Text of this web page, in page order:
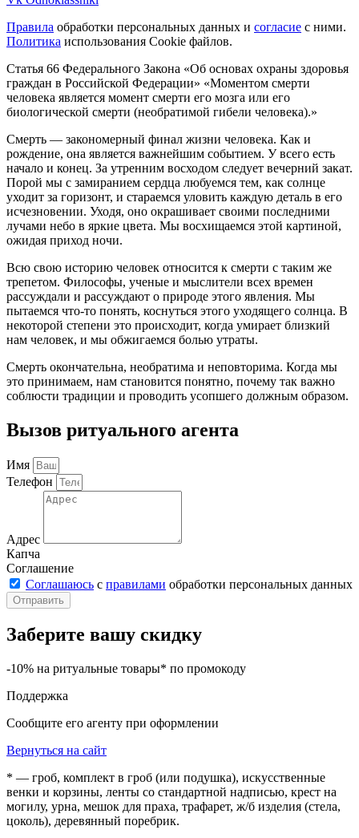
Правила обработки персональных данных и согласие с ними.
Политика использования Cookie файлов.
Статья 66 Федерального Закона «Об основах охраны здоровья
граждан в Российской Федерации» «Моментом смерти
человека является момент смерти его мозга или его
биологической смерти (необратимой гибели человека).»
Смерть — закономерный финал жизни человека. Как и
рождение, она является важнейшим событием. У всего есть
начало и конец. За утренним восходом следует вечерний закат.
Порой мы с замиранием сердца любуемся тем, как солнце
уходит за горизонт, и стараемся уловить каждую деталь в его
исчезновении. Уходя, оно окрашивает своими последними
лучами небо в яркие цвета. Мы восхищаемся этой картиной,
ожидая приход ночи.
Всю свою историю человек относится к смерти с таким же
трепетом. Философы, ученые и мыслители всех времен
рассуждали и рассуждают о природе этого явления. Мы
пытаемся что-то понять, коснуться этого уходящего солнца. В
некоторой степени это происходит, когда умирает близкий
нам человек, и мы обжигаемся болью утраты.
Смерть окончательна, необратима и неповторима. Когда мы
это принимаем, нам становится понятно, почему так важно
соблюсти традиции и проводить усопшего должным образом.
Вызов ритуального агента
Имя
Телефон
Адрес
Капча
Соглашение
Соглашаюсь с правилами обработки персональных данных
Отправить
Заберите вашу скидку
-10% на ритуальные товары* по промокоду
Поддержка
Сообщите его агенту при оформлении
Вернуться на сайт
* — гроб, комплект в гроб (или подушка), искусственные
венки и корзины, ленты со стандартной надписью, крест на
могилу, урна, мешок для праха, трафарет, ж/б изделия (стела,
цоколь), деревянный поребрик.